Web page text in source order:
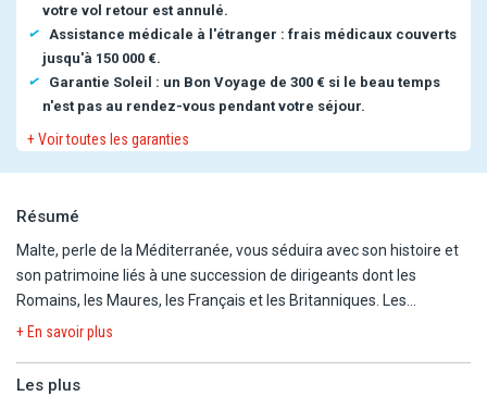
votre vol retour est annulé.
Assistance médicale à l'étranger : frais médicaux couverts
jusqu'à 150 000 €.
Garantie Soleil : un Bon Voyage de 300 € si le beau temps
n'est pas au rendez-vous pendant votre séjour.
+ Voir toutes les garanties
Résumé
Malte, perle de la Méditerranée, vous séduira avec son histoire et
son patrimoine liés à une succession de dirigeants dont les
Romains, les Maures, les Français et les Britanniques. Les
richesses naturelles et les eaux cristallines de l'île vous
+ En savoir plus
Les plus